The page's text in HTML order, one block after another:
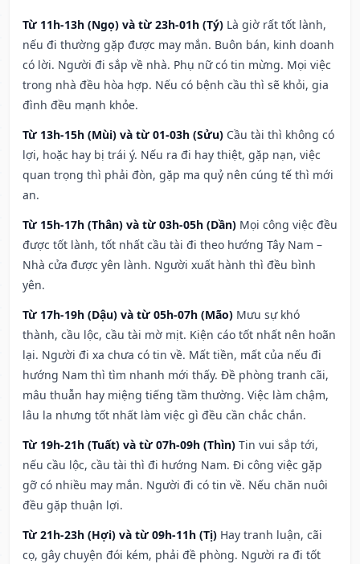
Từ 11h-13h (Ngọ) và từ 23h-01h (Tý) Là giờ rất tốt lành,
nếu đi thường gặp được may mắn. Buôn bán, kinh doanh
có lời. Người đi sắp về nhà. Phụ nữ có tin mừng. Mọi việc
trong nhà đều hòa hợp. Nếu có bệnh cầu thì sẽ khỏi, gia
đình đều mạnh khỏe.
Từ 13h-15h (Mùi) và từ 01-03h (Sửu) Cầu tài thì không có
lợi, hoặc hay bị trái ý. Nếu ra đi hay thiệt, gặp nạn, việc
quan trọng thì phải đòn, gặp ma quỷ nên cúng tế thì mới
an.
Từ 15h-17h (Thân) và từ 03h-05h (Dần) Mọi công việc đều
được tốt lành, tốt nhất cầu tài đi theo hướng Tây Nam –
Nhà cửa được yên lành. Người xuất hành thì đều bình
yên.
Từ 17h-19h (Dậu) và từ 05h-07h (Mão) Mưu sự khó
thành, cầu lộc, cầu tài mờ mịt. Kiện cáo tốt nhất nên hoãn
lại. Người đi xa chưa có tin về. Mất tiền, mất của nếu đi
hướng Nam thì tìm nhanh mới thấy. Đề phòng tranh cãi,
mâu thuẫn hay miệng tiếng tầm thường. Việc làm chậm,
lâu la nhưng tốt nhất làm việc gì đều cần chắc chắn.
Từ 19h-21h (Tuất) và từ 07h-09h (Thìn) Tin vui sắp tới,
nếu cầu lộc, cầu tài thì đi hướng Nam. Đi công việc gặp
gỡ có nhiều may mắn. Người đi có tin về. Nếu chăn nuôi
đều gặp thuận lợi.
Từ 21h-23h (Hợi) và từ 09h-11h (Tị) Hay tranh luận, cãi
cọ, gây chuyện đói kém, phải đề phòng. Người ra đi tốt